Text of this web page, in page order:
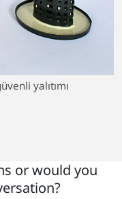
yalıtımı
or would you